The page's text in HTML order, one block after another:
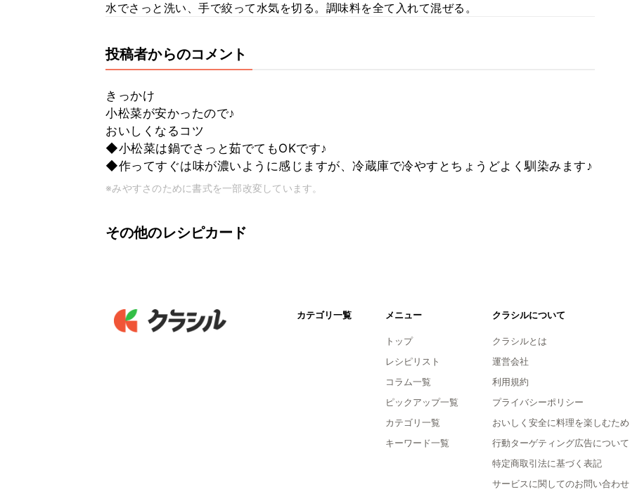
水でさっと洗い、手で絞って水気を切る。調味料を全て入れて混ぜる。
投稿者からのコメント
きっかけ
小松菜が安かったので♪
おいしくなるコツ
◆小松菜は鍋でさっと茹でてもOKです♪
◆作ってすぐは味が濃いように感じますが、冷蔵庫で冷やすとちょうどよく馴染みます♪
※みやすさのために書式を一部改変しています。
その他のレシピカード
カテゴリ一覧 メニュー
トップ
レシピリスト
コラム一覧
ピックアップ一覧
カテゴリ一覧
キーワード一覧
クラシルについて
クラシルとは
運営会社
利用規約
プライバシーポリシー
おいしく安全に料理を楽しむため
行動ターゲティング広告について
特定商取引法に基づく表記
サービスに関してのお問い合わせ